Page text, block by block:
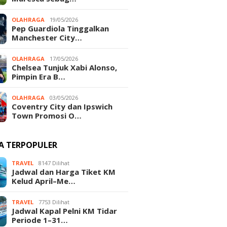
OLAHRAGA 19/05/2026
Pep Guardiola Tinggalkan
Manchester City…
OLAHRAGA 17/05/2026
Chelsea Tunjuk Xabi Alonso,
Pimpin Era B…
OLAHRAGA 03/05/2026
Coventry City dan Ipswich
Town Promosi O…
TERPOPULER
TRAVEL 8147 Dilihat
Jadwal dan Harga Tiket KM
Kelud April–Me…
TRAVEL 7753 Dilihat
Jadwal Kapal Pelni KM Tidar
Periode 1–31…